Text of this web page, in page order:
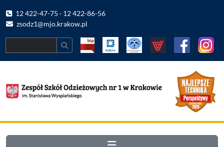
12 422-47-75 · 12 422-86-56
zsodz1@mjo.krakow.pl